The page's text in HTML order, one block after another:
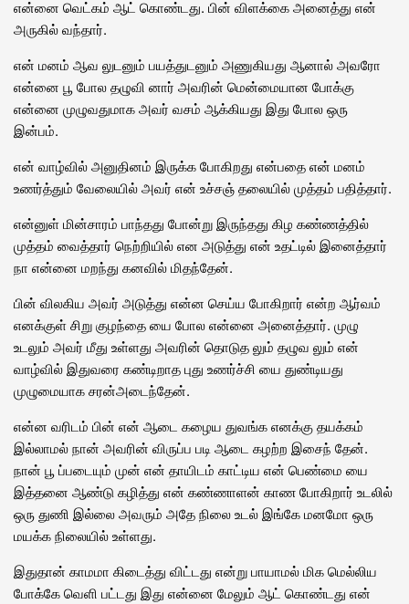
என்னை வெட்கம் ஆட் கொண்டது. பின் விளக்கை அனைத்து என்
அருகில் வந்தார்.
என் மனம் ஆவ லுடனும் பயத்துடனும் அணுகியது ஆனால் அவரோ
என்னை பூ போல தழுவி னார் அவரின் மென்மையான போக்கு
என்னை முழுவதுமாக அவர் வசம் ஆக்கியது இது போல ஒரு
இன்பம்.
என் வாழ்வில் அனுதினம் இருக்க போகிறது என்பதை என் மனம்
உணர்த்தும் வேலையில் அவர் என் உச்சஞ் தலையில் முத்தம் பதித்தார்.
என்னுள் மின்சாரம் பாந்தது போன்று இருந்தது கிழ கண்ணத்தில்
முத்தம் வைத்தார் நெற்றியில் என அடுத்து என் உதட்டில் இனைத்தார்
நா என்னை மறந்து கனவில் மிதந்தேன்.
பின் விலகிய அவர் அடுத்து என்ன செய்ய போகிறார் என்ற ஆர்வம்
எனக்குள் சிறு குழந்தை யை போல என்னை அனைத்தார். முழு
உடலும் அவர் மீது உள்ளது அவரின் தொடுத லும் தழுவ லும் என்
வாழ்வில் இதுவரை கண்டிறாத புது உணர்ச்சி யை துண்டியது
முழுமையாக சரன்அடைந்தேன்.
என்ன வரிடம் பின் என் ஆடை கழைய துவங்க எனக்கு தயக்கம்
இல்லாமல் நான் அவரின் விருப்ப படி ஆடை கழற்ற இசைந் தேன்.
நான் பூ ப்படையும் முன் என் தாயிடம் காட்டிய என் பெண்மை யை
இத்தனை ஆண்டு கழித்து என் கண்ணாளன் காண போகிறார் உடலில்
ஒரு துணி இல்லை அவரும் அதே நிலை உடல் இங்கே மனமோ ஒரு
மயக்க நிலையில் உள்ளது.
இதுதான் காமமா கிடைத்து விட்டது என்று பாயாமல் மிக மெல்லிய
போக்கே வெளி பட்டது இது என்னை மேலும் ஆட் கொண்டது என்